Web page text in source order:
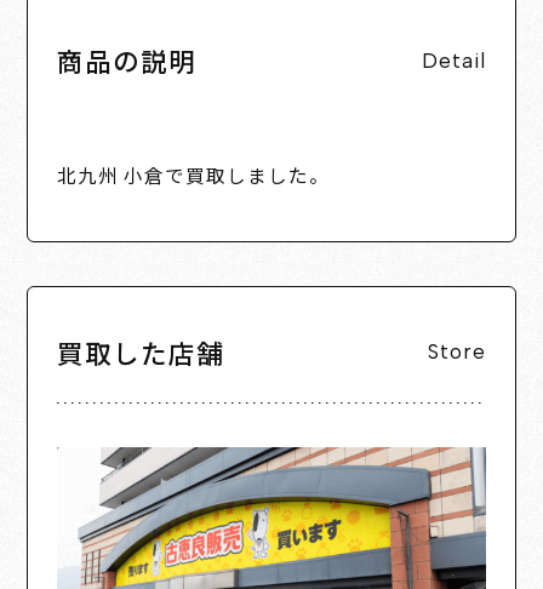
商品の説明 Detail
北九州 小倉で買取しました。
買取した店舗 Store